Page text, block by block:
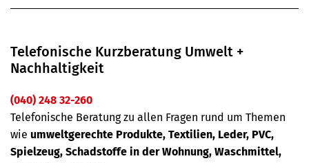
Telefonische Kurzberatung Umwelt +
Nachhaltigkeit
(040) 248 32-260
Telefonische Beratung zu allen Fragen rund um Themen
wie umweltgerechte Produkte, Textilien, Leder, PVC,
Spielzeug, Schadstoffe in der Wohnung, Waschmittel,